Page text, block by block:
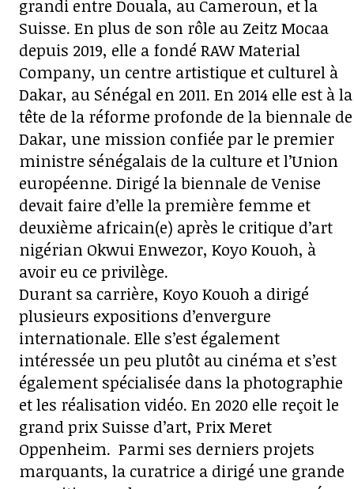
grandi entre Douala, au Cameroun, et la
Suisse. En plus de son rôle au Zeitz Mocaa
depuis 2019, elle a fondé RAW Material
Company, un centre artistique et culturel à
Dakar, au Sénégal en 2011. En 2014 elle est à la
tête de la réforme profonde de la biennale de
Dakar, une mission confiée par le premier
ministre sénégalais de la culture et l’Union
européenne. Dirigé la biennale de Venise
devait faire d’elle la première femme et
deuxième africain(e) après le critique d’art
nigérian Okwui Enwezor, Koyo Kouoh, à
avoir eu ce privilège.
Durant sa carrière, Koyo Kouoh a dirigé
plusieurs expositions d’envergure
internationale. Elle s’est également
intéressée un peu plutôt au cinéma et s’est
également spécialisée dans la photographie
et les réalisation vidéo. En 2020 elle reçoit le
grand prix Suisse d’art, Prix Meret
Oppenheim. Parmi ses derniers projets
marquants, la curatrice a dirigé une grande